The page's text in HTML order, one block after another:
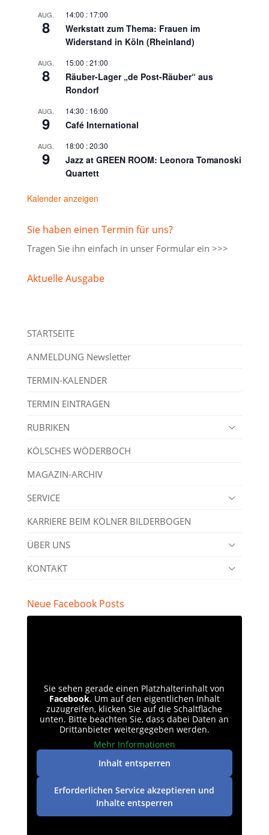
AUG.
8
14:00 : 17:00
Werkstatt zum Thema: Frauen im
Widerstand in Köln (Rheinland)
AUG.
8
15:00 :21:00
Räuber-Lager „de Post-Räuber“ aus
Rondorf
AUG.
9
14:30 : 16:00
Café International
AUG.
9
18:00 :20:30
Jazz at GREEN ROOM: Leonora Tomanoski
Quartett
Kalender anzeigen
Sie haben einen Termin für uns?
Tragen Sie ihn einfach in unser Formular ein >>>
Aktuelle Ausgabe
STARTSEITE
ANMELDUNG Newsletter
TERMIN-KALENDER
TERMIN EINTRAGEN
RUBRIKEN
KÖLSCHES WÖDERBOCH
MAGAZIN-ARCHIV
SERVICE
KARRIERE BEIM KÖLNER BILDERBOGEN
ÜBER UNS
KONTAKT
Neue Facebook Posts
Sie sehen gerade einen Platzhalterinhalt von
Facebook. Um auf den eigentlichen Inhalt
zuzugreifen, klicken Sie auf die Schaltfläche
unten. Bitte beachten Sie, dass dabei Daten an
Drittanbieter weitergegeben werden.
Mehr Informationen
Inhalt entsperren
Erforderlichen Service akzeptieren und
Inhalte entsperren